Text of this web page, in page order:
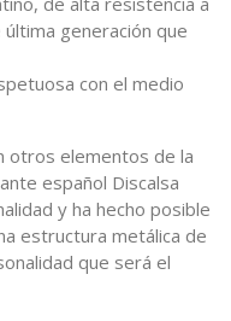
generación que
con el medio
otros elementos de la
español Discalsa
y ha hecho posible
estructura metálica de
que será el